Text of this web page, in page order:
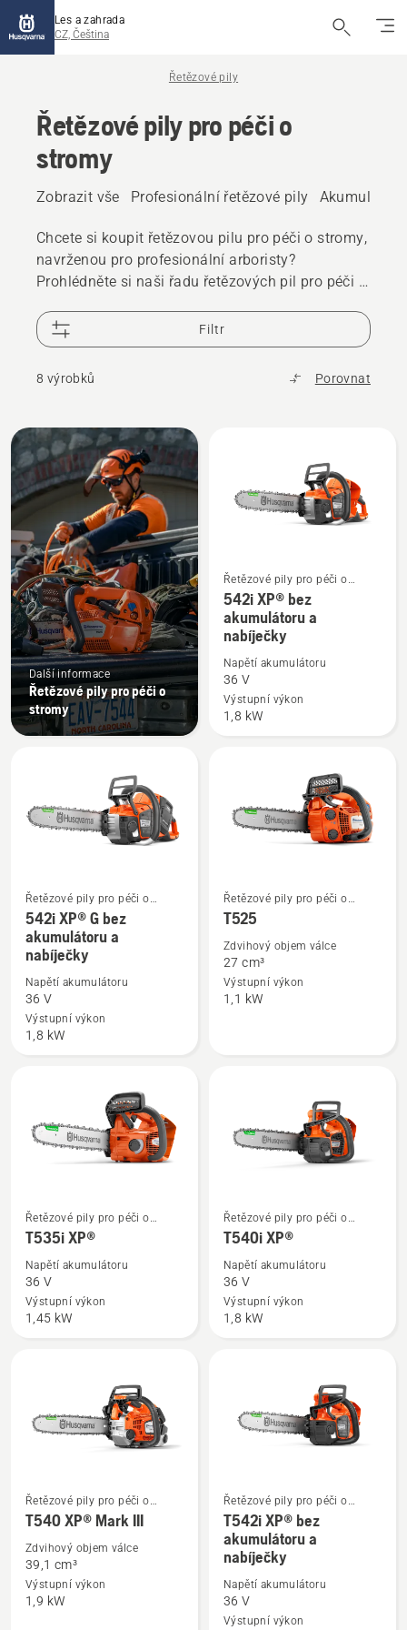
Les a zahrada
CZ, Čeština
Řetězové pily
Řetězové pily pro péči o
stromy
Zobrazit vše Profesionální řetězové pily
Chcete si koupit řetězovou pilu pro péči o stromy,
navrženou pro profesionální arboristy?
Prohlédněte si naši řadu řetězových pil pro péči o
akumulátorovém provedení, s řetězy X-Precision™
a X-CUT™, které zvýší řeznou kapacitu.
Filtr
8 výrobků Porovnat
Všechny
výrobky
Další informace
Řetězové pily pro péči o
stromy
Zobrazit
více
informací
542i
XP®
bez
Řetězové pily pro péči o
stromy
542i XP® bez
akumulátoru a
nabíječky
Napětí akumulátoru
36 V
Výstupní výkon
1,8 kW
Zobrazit
více
informací
542i
XP®
nabíječky
Řetězové pily pro péči o
stromy
542i XP® G bez
akumulátoru a
nabíječky
Napětí akumulátoru
36 V
Výstupní výkon
1,8 kW
Zobrazit
informací
T525
Řetězové pily pro péči o
stromy
T525
Zdvihový objem válce
27 cm³
Výstupní výkon
1,1 kW
Zobrazit
více
informací
T535i
XP®
Řetězové pily pro péči o
stromy
T535i XP®
Napětí akumulátoru
36 V
Výstupní výkon
1,45 kW
Zobrazit
více
informací
T540i
XP®
Řetězové pily pro péči o
stromy
T540i XP®
Napětí akumulátoru
36 V
Výstupní výkon
1,8 kW
Zobrazit
informací
T540 XP®
Řetězové pily pro péči o
stromy
T540 XP® Mark III
Zdvihový objem válce
39,1 cm³
Výstupní výkon
1,9 kW
Zobrazit
více
informací
T542i
XP®
Řetězové pily pro péči o
stromy
T542i XP® bez
akumulátoru a
nabíječky
Napětí akumulátoru
36 V
Výstupní výkon